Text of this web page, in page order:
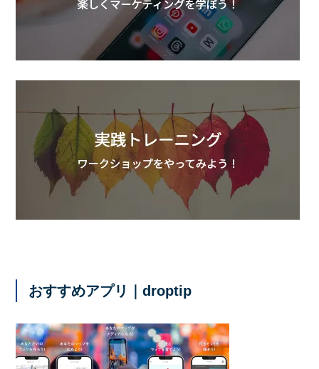
おすすめアプリ｜droptip